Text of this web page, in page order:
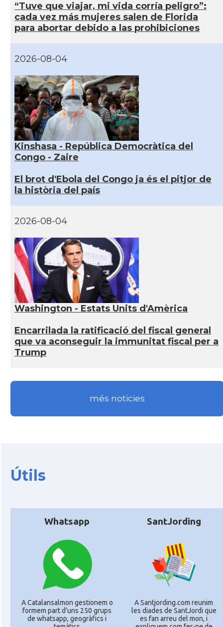
“Tuve que viajar, mi vida corría peligro”:
cada vez más mujeres salen de Florida
para abortar debido a las prohibiciones
2026-08-04
Kinshasa - República Democràtica del
Congo - Zaire
El brot d'Ebola del Congo ja és el pitjor de
la història del país
2026-08-04
Washington - Estats Units d'Amèrica
Encarrilada la ratificació del fiscal general
que va aconseguir la immunitat fiscal per a
Trump
més noticies
Útils
Whatsapp
A Catalansalmon gestionem o
formem part d'uns 250 grups
de whatsapp, geogràfics i
SantJording
A Santjording.com reunim
les diades de SantJordi que
es fan arreu del mon, i